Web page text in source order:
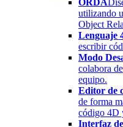
ORDA
utilizando
Object
Lenguaje
escribir
Modo
colabora
equipo.
Editor de
de forma
código 4D
Interfaz